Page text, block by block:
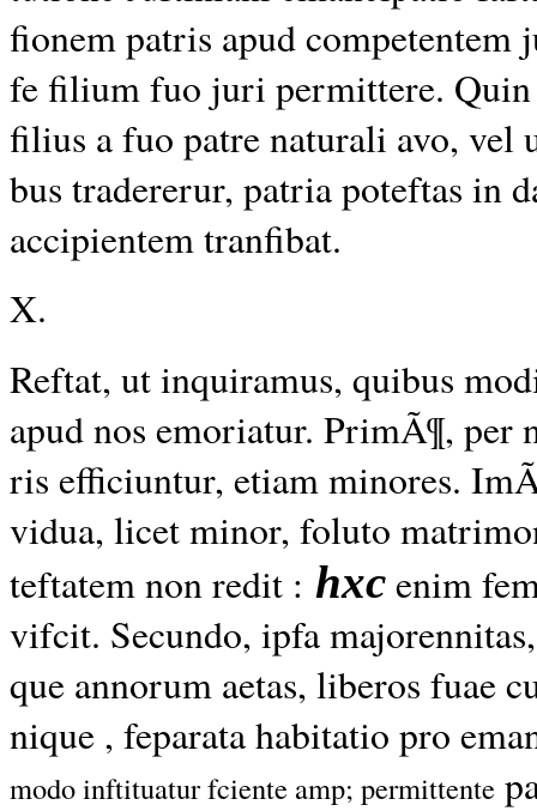
fionem patris apud competentem
fe filium fuo juri permittere.
filius a fuo patre naturali avo, vel
bus tradererur, patria poteftas in
accipientem tranfibat.
X.
Reftat, ut inquiramus, quibus
apud nos emoriatur. PrimÃ¶, per
ris efficiuntur, etiam minores.
vidua, licet minor, foluto
teftatem non redit : hxcenim
vifcit. Secundo, ipfa
que annorum aetas, liberos fuae
nique , feparata habitatio pro
modo inftituatur fciente amp; permittente